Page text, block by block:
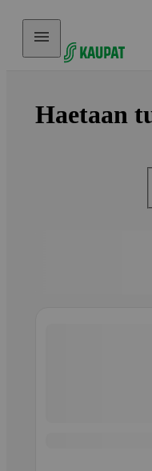
Hyppää sisältöön
Haetaan